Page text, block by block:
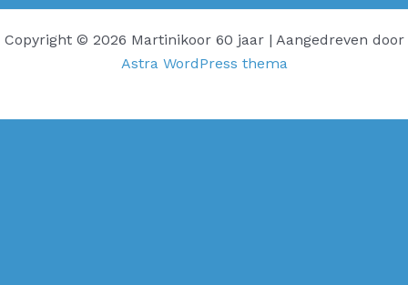
Copyright © 2026 Martinikoor 60 jaar | Aangedreven door
Astra WordPress thema